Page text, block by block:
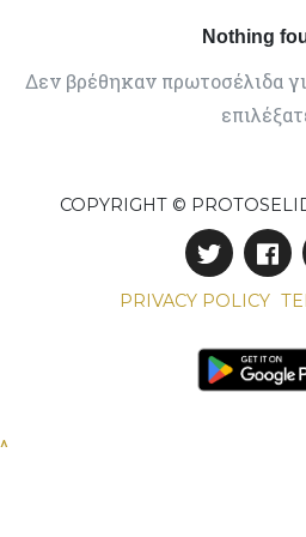
Nothing
Δεν βρέθηκαν πρωτοσέλιδα
COPYRIGHT ©
PRIVACY POLICY
^